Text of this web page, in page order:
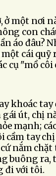
ở một nơi
con
áo đâu?
cái quỹ
cụ "mồ
khoác
út, chị
mạnh;
cầm tay
nắm
buông ra,
đi với tôi.